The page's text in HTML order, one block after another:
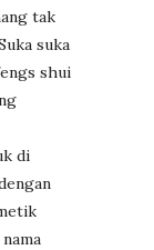
tak
suka
shui
di